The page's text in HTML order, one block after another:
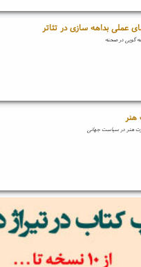
عملی بداهه سازی در تئاتر
گویی در صحنه
هنر
هنر در سیاست جهانی